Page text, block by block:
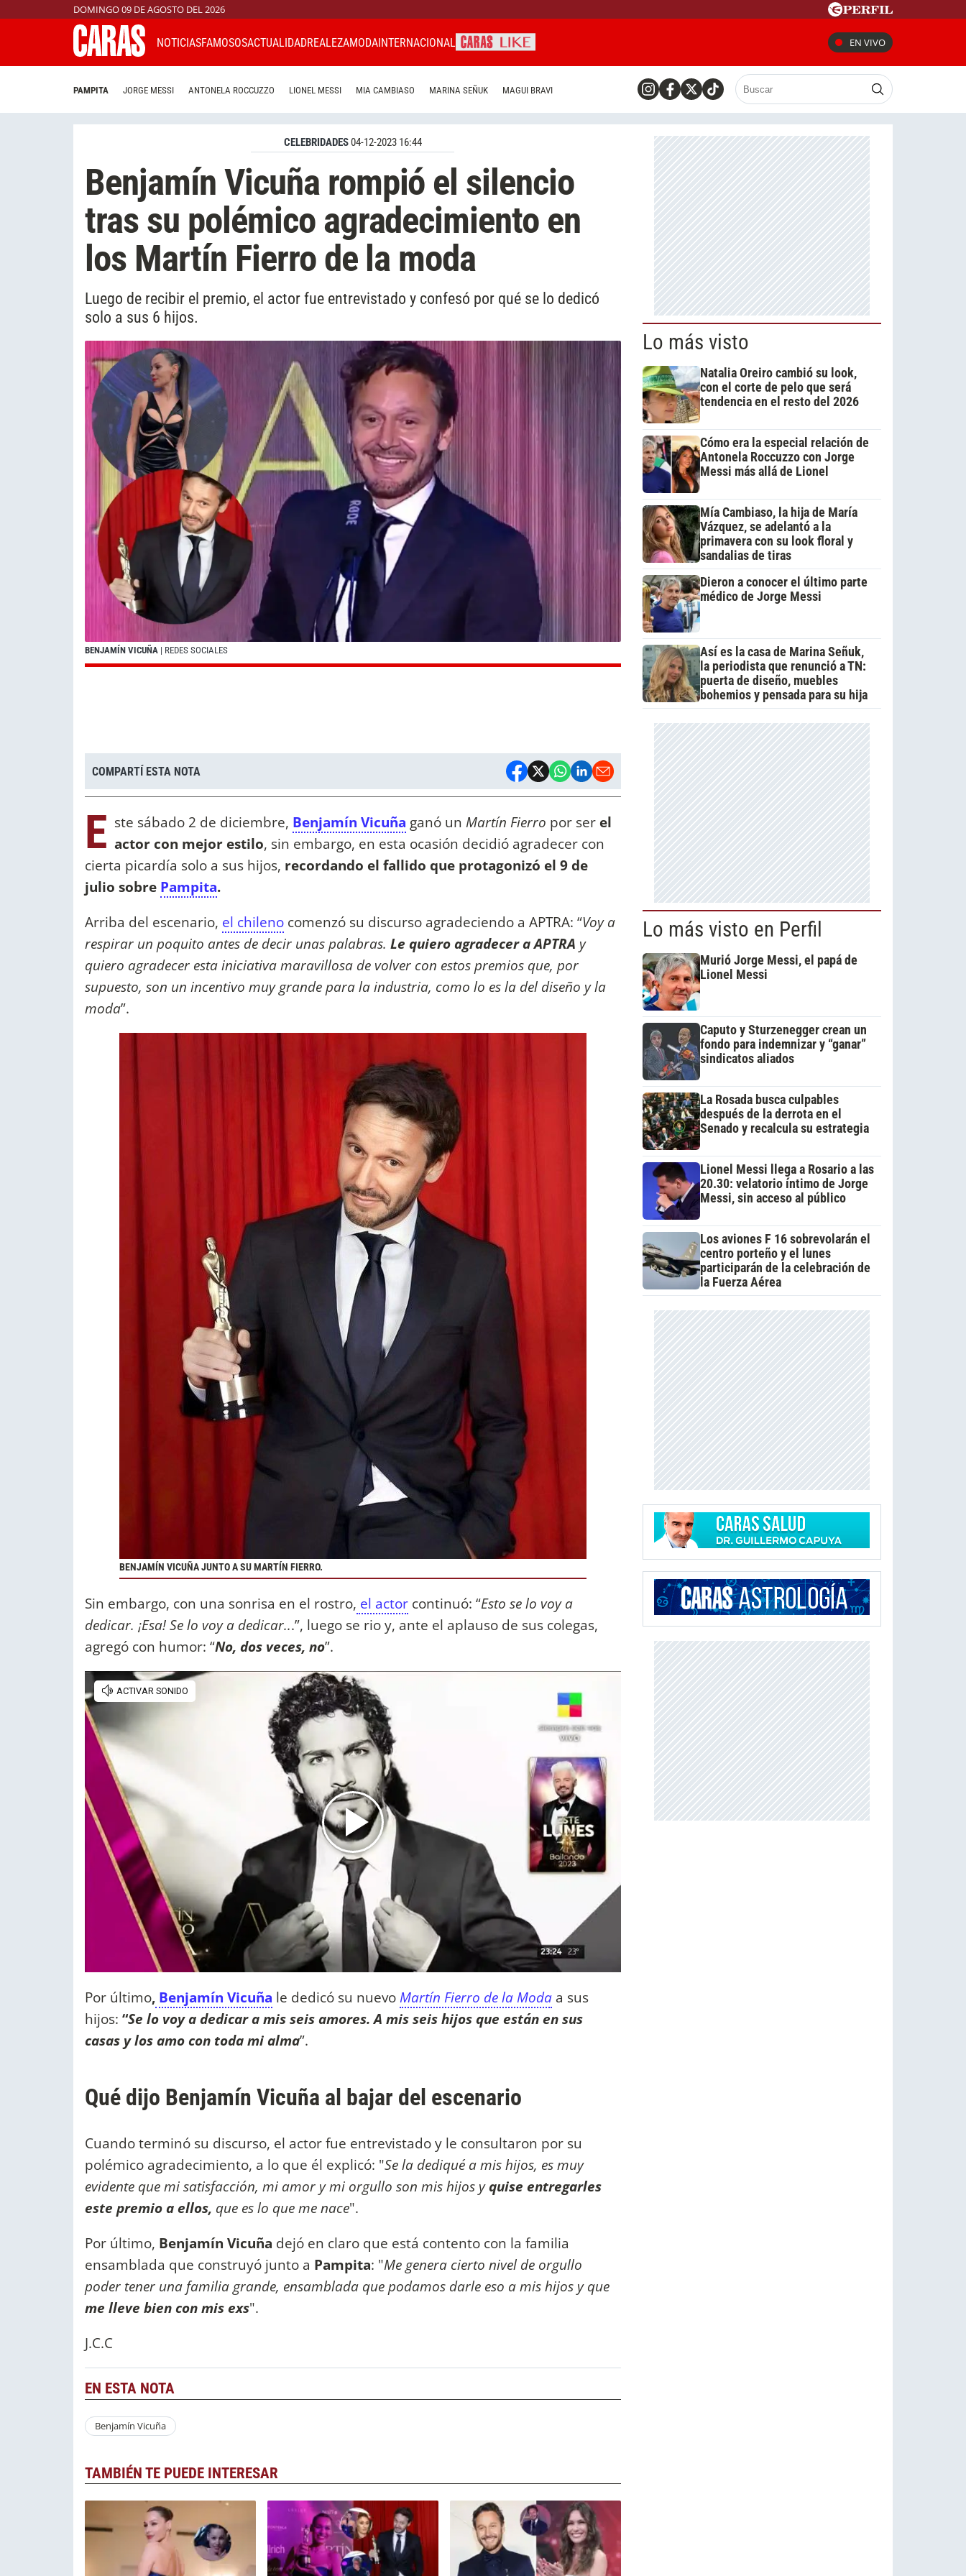
DOMINGO 09 DE AGOSTO DEL 2026
NOTICIASFAMOSOSACTUALIDADREALEZAMODAINTERNACIONAL EN VIVO
PAMPITA JORGE MESSI ANTONELA ROCCUZZO LIONEL MESSI MIA CAMBIASO MARINA SEÑUK MAGUI BRAVI
CELEBRIDADES04-12-2023 16:44
Benjamín Vicuña rompió el silencio
tras su polémico agradecimiento en
los Martín Fierro de la moda
Luego de recibir el premio, el actor fue entrevistado y confesó por qué se lo dedicó
solo a sus 6 hijos.
BENJAMÍN VICUÑA | REDES SOCIALES
COMPARTÍ ESTA NOTA
E ste sábado 2 de diciembre, Benjamín Vicuña ganó un Martín Fierro por ser el
actor con mejor estilo, sin embargo, en esta ocasión decidió agradecer con
cierta picardía solo a sus hijos, recordando el fallido que protagonizó el 9 de
julio sobre Pampita.
Arriba del escenario, el chileno comenzó su discurso agradeciendo a APTRA: “Voy a
respirar un poquito antes de decir unas palabras. Le quiero agradecer a APTRA y
quiero agradecer esta iniciativa maravillosa de volver con estos premios que, por
supuesto, son un incentivo muy grande para la industria, como lo es la del diseño y la
moda”.
BENJAMÍN VICUÑA JUNTO A SU MARTÍN FIERRO.
Sin embargo, con una sonrisa en el rostro, el actor continuó: “Esto se lo voy a
dedicar. ¡Esa! Se lo voy a dedicar...”, luego se rio y, ante el aplauso de sus colegas,
agregó con humor: “No, dos veces, no”.
Por último, Benjamín Vicuña le dedicó su nuevoMartín Fierro de la Moda a sus
hijos: “Se lo voy a dedicar a mis seis amores. A mis seis hijos que están en sus
casas y los amo con toda mi alma”.
Qué dijo Benjamín Vicuña al bajar del escenario
Cuando terminó su discurso, el actor fue entrevistado y le consultaron por su
polémico agradecimiento, a lo que él explicó: "Se la dediqué a mis hijos, es muy
evidente que mi satisfacción, mi amor y mi orgullo son mis hijos yquise entregarles
este premio a ellos, que es lo que me nace".
Por último, Benjamín Vicuña dejó en claro que está contento con la familia
ensamblada que construyó junto a Pampita: "Me genera cierto nivel de orgullo
poder tener una familia grande, ensamblada que podamos darle eso a mis hijos y que
me lleve bien con mis exs".
J.C.C
EN ESTA NOTA
Benjamín Vicuña
TAMBIÉN TE PUEDE INTERESAR
Lo más visto
Natalia Oreiro cambió su look,
con el corte de pelo que será
tendencia en el resto del 2026
Cómo era la especial relación de
Antonela Roccuzzo con Jorge
Messi más allá de Lionel
Mía Cambiaso, la hija de María
Vázquez, se adelantó a la
primavera con su look floral y
sandalias de tiras
Dieron a conocer el último parte
médico de Jorge Messi
Así es la casa de Marina Señuk,
la periodista que renunció a TN:
puerta de diseño, muebles
bohemios y pensada para su hija
Lo más visto en Perfil
Murió Jorge Messi, el papá de
Lionel Messi
Caputo y Sturzenegger crean un
fondo para indemnizar y “ganar”
sindicatos aliados
La Rosada busca culpables
después de la derrota en el
Senado y recalcula su estrategia
Lionel Messi llega a Rosario a las
20.30: velatorio íntimo de Jorge
Messi, sin acceso al público
Los aviones F 16 sobrevolarán el
centro porteño y el lunes
participarán de la celebración de
la Fuerza Aérea